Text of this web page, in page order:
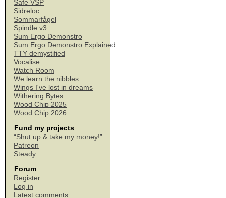
Safe VSP
Sidreloc
Sommarfågel
Spindle v3
Sum Ergo Demonstro
Sum Ergo Demonstro Explained
TTY demystified
Vocalise
Watch Room
We learn the nibbles
Wings I've lost in dreams
Withering Bytes
Wood Chip 2025
Wood Chip 2026
Fund my projects
“Shut up & take my money!”
Patreon
Steady
Forum
Register
Log in
Latest comments